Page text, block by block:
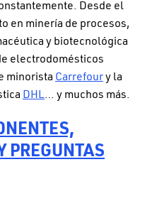
Desde el
en minería de procesos,
y biotecnológica
electrodomésticos
minorista Carrefoury la
DHL … y muchos más.
PREGUNTAS